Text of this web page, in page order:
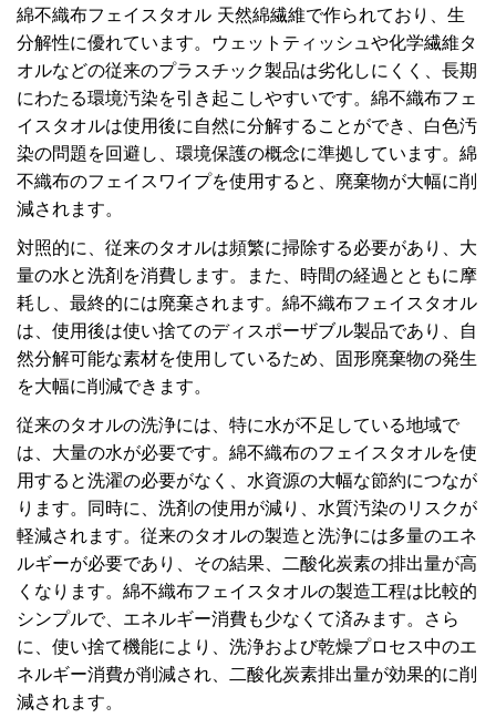
綿不織布フェイスタオル 天然綿繊維で作られており、生
分解性に優れています。ウェットティッシュや化学繊維タ
オルなどの従来のプラスチック製品は劣化しにくく、長期
にわたる環境汚染を引き起こしやすいです。綿不織布フェ
イスタオルは使用後に自然に分解することができ、白色汚
染の問題を回避し、環境保護の概念に準拠しています。綿
不織布のフェイスワイプを使用すると、廃棄物が大幅に削
減されます。
対照的に、従来のタオルは頻繁に掃除する必要があり、大
量の水と洗剤を消費します。また、時間の経過とともに摩
耗し、最終的には廃棄されます。綿不織布フェイスタオル
は、使用後は使い捨てのディスポーザブル製品であり、自
然分解可能な素材を使用しているため、固形廃棄物の発生
を大幅に削減できます。
従来のタオルの洗浄には、特に水が不足している地域で
は、大量の水が必要です。綿不織布のフェイスタオルを使
用すると洗濯の必要がなく、水資源の大幅な節約につなが
ります。同時に、洗剤の使用が減り、水質汚染のリスクが
軽減されます。従来のタオルの製造と洗浄には多量のエネ
ルギーが必要であり、その結果、二酸化炭素の排出量が高
くなります。綿不織布フェイスタオルの製造工程は比較的
シンプルで、エネルギー消費も少なくて済みます。さら
に、使い捨て機能により、洗浄および乾燥プロセス中のエ
ネルギー消費が削減され、二酸化炭素排出量が効果的に削
減されます。